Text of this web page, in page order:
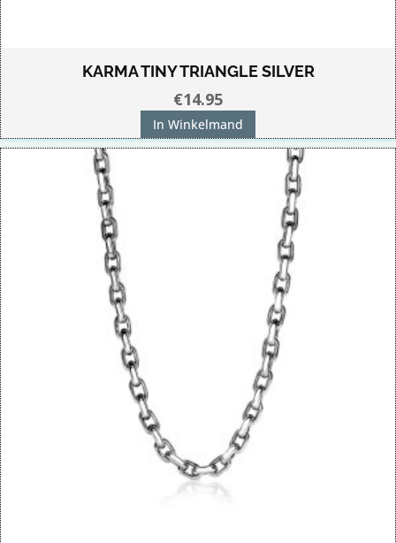
KARMA TINY TRIANGLE SILVER
€14.95
In Winkelmand